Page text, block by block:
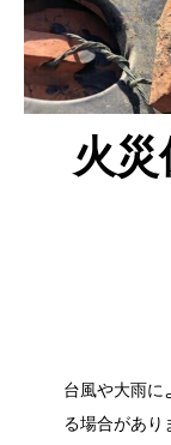
火
台風や大雨に
る場合があり